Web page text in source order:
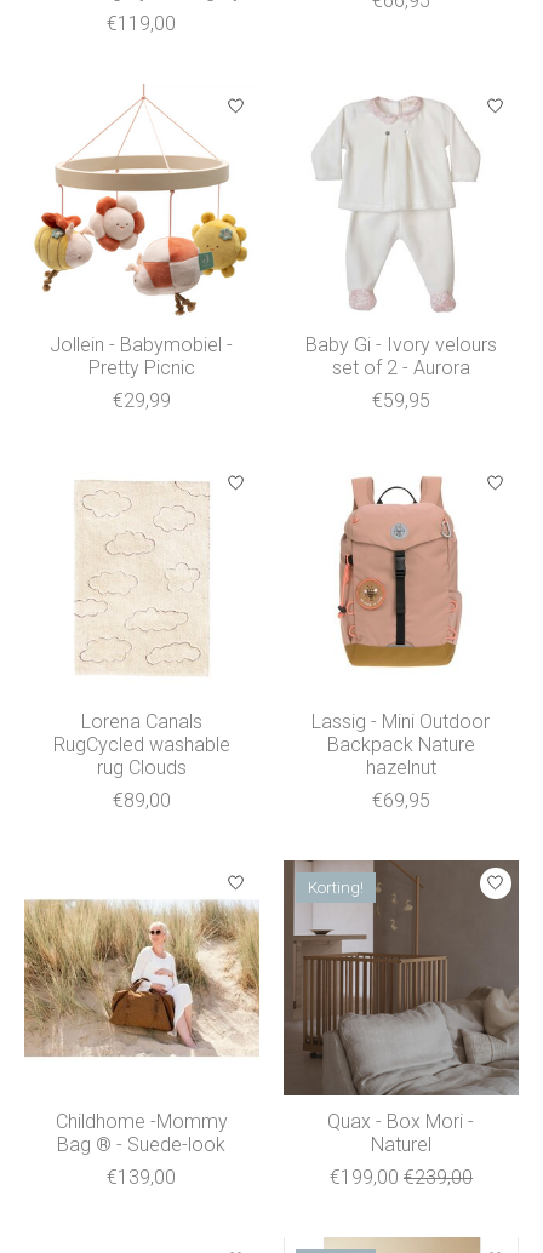
€119,00
Jollein - Babymobiel -
Pretty Picnic
€29,99
Baby Gi - Ivory velours
set of 2 - Aurora
€59,95
Lorena Canals
RugCycled washable
rug Clouds
€89,00
Lassig - Mini Outdoor
Backpack Nature
hazelnut
€69,95
Childhome -Mommy
Bag ® - Suede-look
€139,00
Korting!
Quax - Box Mori -
Naturel
€199,00 €239,00